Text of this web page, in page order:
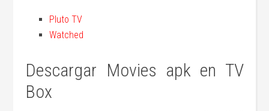
Pluto TV
Watched
Descargar Movies apk en TV
Box